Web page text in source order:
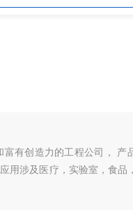
有创造力的工程公司， 产
用涉及医疗，实验室，食品